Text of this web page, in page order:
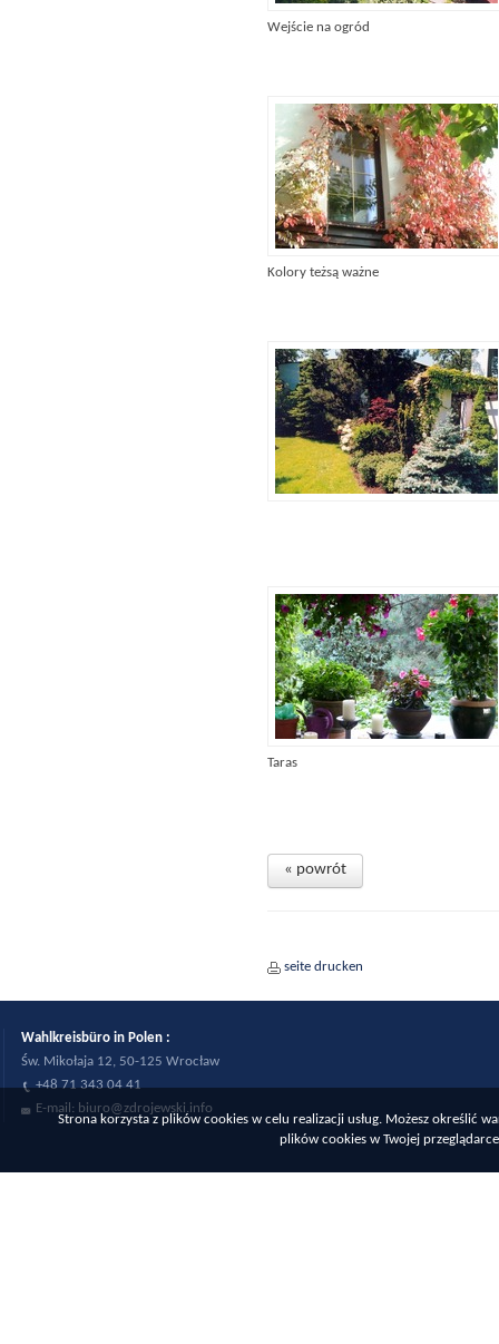
Wejście na ogród
Kolory teżsą ważne
Taras
« powrót
seite drucken
Strona korzysta z plików cookies w celu realizacji usług. Możesz określić
plików cookies w Twojej
Wahlkreisbüro in Polen :
Św. Mikołaja 12, 50-125 Wrocław
+48 71 343 04 41
E-mail: biuro@zdrojewski.info